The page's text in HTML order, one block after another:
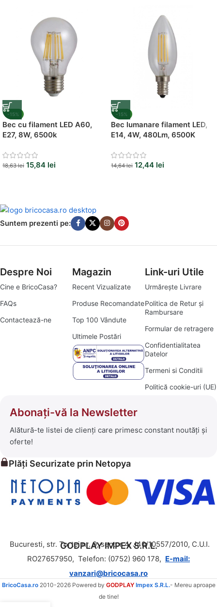
-15%
Bec cu filament LED A60,
E27, 8W, 6500k
18,63lei 15,84 lei
-15%
Bec lumanare filament LED,
E14, 4W, 480Lm, 6500K
14,64lei 12,44 lei
Suntem prezenti pe:
Despre Noi
Cine e BricoCasa?
FAQs
Contactează-ne
Magazin
Recent Vizualizate
Produse Recomandate
Top 100 Vândute
Ultimele Postări
Link-uri Utile
Urmărește Livrare
Politica de Retur și
Rambursare
Formular de retragere
Confidentialitatea
Datelor
Termeni si Conditii
Politică cookie-uri (UE)
Abonați-vă la Newsletter
Alătură-te listei de clienți care primesc constant noutăți și
oferte!
Plăți Securizate prin Netopya
GODPLAY IMPEX S.R.L.
Bucuresti, str. Tortei nr. 9, sector 4, J40/10557/2010, C.U.I.
RO27657950, Telefon: (0752) 960 178, E-mail:
vanzari@bricocasa.ro
BricoCasa.ro 2010-2026 Powered by GODPLAY Impex S.R.L.- Mereu aproape
de tine!